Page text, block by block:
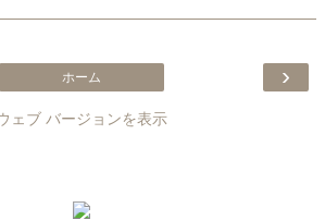
›
ホーム
ェブ バージョンを表示